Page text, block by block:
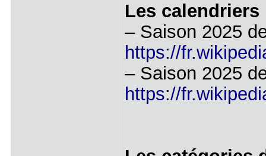
Les calendriers
– Saison 2025
https://
– Saison 2025
https://